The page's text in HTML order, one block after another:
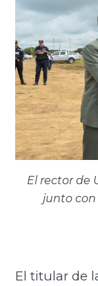
El rector de
junto con
El titular de